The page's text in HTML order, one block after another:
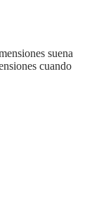
cuando